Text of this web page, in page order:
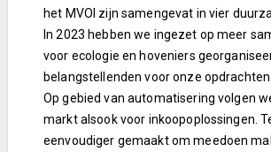
het MVOI zijn samengevat in vier
In 2023 hebben we ingezet op meer
voor ecologie en hoveniers
belangstellenden voor onze
Op gebied van automatisering volgen
markt alsook voor inkoopoplossingen.
eenvoudiger gemaakt om meedoen